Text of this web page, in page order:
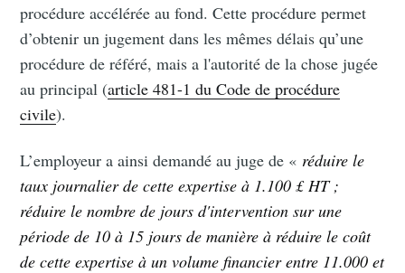
procédure accélérée au fond. Cette procédure permet
d’obtenir un jugement dans les mêmes délais qu’une
procédure de référé, mais a l'autorité de la chose jugée
au principal (article 481-1 du Code de procédure
civile).
L’employeur a ainsi demandé au juge de « réduire le
taux journalier de cette expertise à 1.100 £ HT ;
réduire le nombre de jours d'intervention sur une
période de 10 à 15 jours de manière à réduire le coût
de cette expertise à un volume financier entre 11.000 et